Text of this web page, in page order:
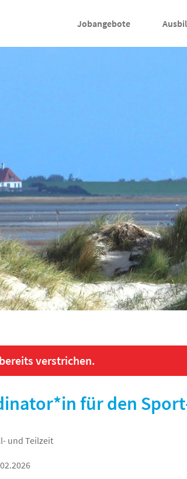
Jobangebote
verstrichen.
für den
und Teilzeit